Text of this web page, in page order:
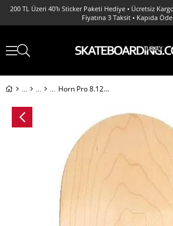
200 TL Üzeri 40'lı Sticker Paketi Hediye • Ücretsiz
Fiyatına 3 Taksit • Kapıda
Horn Pro 8.125 Graffiti Blank Deck Kaykay Tahtası